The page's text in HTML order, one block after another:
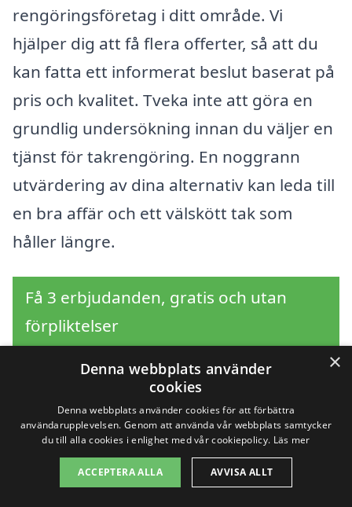
rengöringsföretag i ditt område. Vi
hjälper dig att få flera offerter, så att du
kan fatta ett informerat beslut baserat på
pris och kvalitet. Tveka inte att göra en
grundlig undersökning innan du väljer en
tjänst för takrengöring. En noggrann
utvärdering av dina alternativ kan leda till
en bra affär och ett välskött tak som
håller längre.
Få 3 erbjudanden, gratis och utan
förpliktelser
Sök efter en
professionell för
takrengöring i andra
×
Denna webbplats använder
cookies
Denna webbplats använder cookies för att förbättra
användarupplevelsen. Genom att använda vår webbplats samtycker
du till alla cookies i enlighet med vår cookiepolicy. Läs mer
ACCEPTERA ALLA AVVISA ALLT